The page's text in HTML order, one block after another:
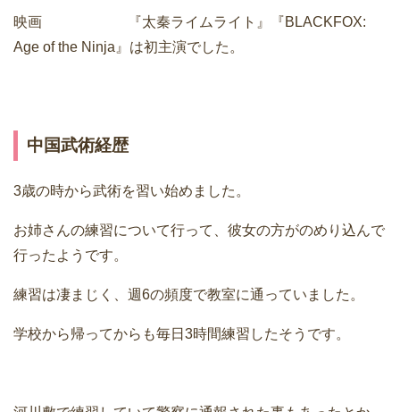
映画 『太秦ライムライト』『BLACKFOX:
Age of the Ninja』は初主演でした。
中国武術経歴
3歳の時から武術を習い始めました。
お姉さんの練習について行って、彼女の方がのめり込んで
行ったようです。
練習は凄まじく、週6の頻度で教室に通っていました。
学校から帰ってからも毎日3時間練習したそうです。